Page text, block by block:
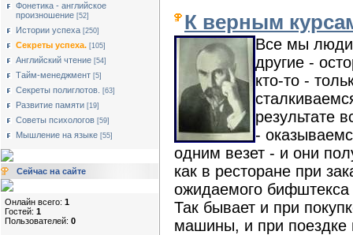
Фонетика - английское
произношение [52]
Истории успеха [250]
Секреты успеха. [105]
Английский чтение [54]
Тайм-менеджмент [5]
Секреты полиглотов. [63]
Развитие памяти [19]
Советы психологов [59]
Мышление на языке [55]
Сейчас на сайте
Онлайн всего: 1
Гостей: 1
Пользователей: 0
К верным
Все мы люди
другие -
кто-то -
результате
-
одним везет - и они
как в ресторане при
ожидаемого бифштекса
Так бывает и при
машины, и при поездке